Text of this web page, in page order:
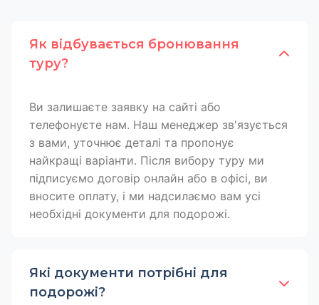
Як відбувається бронювання
туру?
Ви залишаєте заявку на сайті або
телефонуєте нам. Наш менеджер зв'язується
з вами, уточнює деталі та пропонує
найкращі варіанти. Після вибору туру ми
підписуємо договір онлайн або в офісі, ви
вносите оплату, і ми надсилаємо вам усі
необхідні документи для подорожі.
Які документи потрібні для
подорожі?